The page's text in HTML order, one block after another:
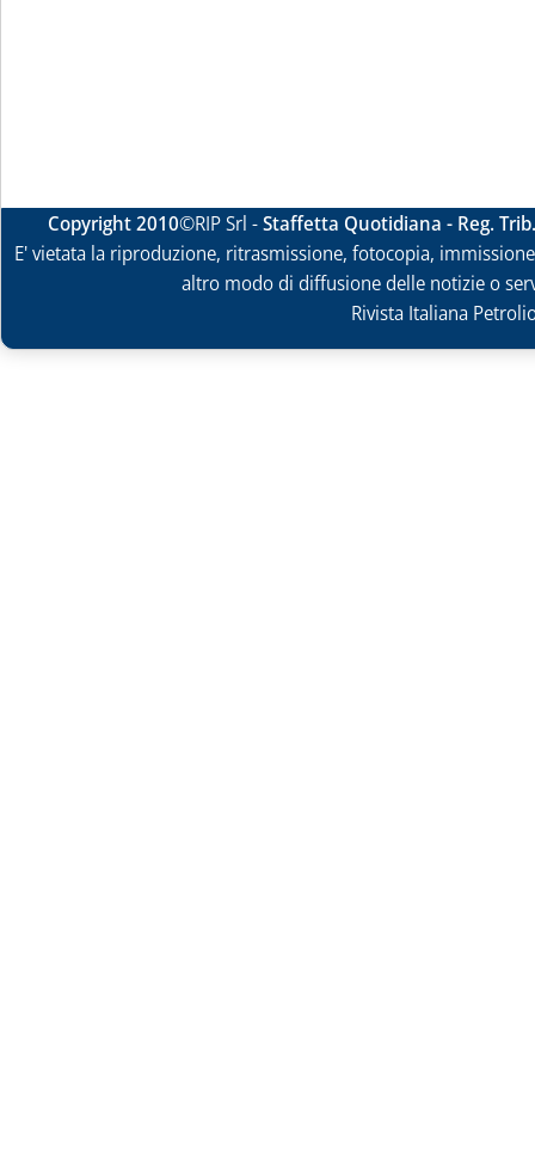
Copyright 2010©RIP Srl -Staffetta Quotidiana - Reg.
E' vietata la riproduzione, ritrasmissione, fotocopia,
altro modo di diffusione delle notizie o
Rivista Italiana